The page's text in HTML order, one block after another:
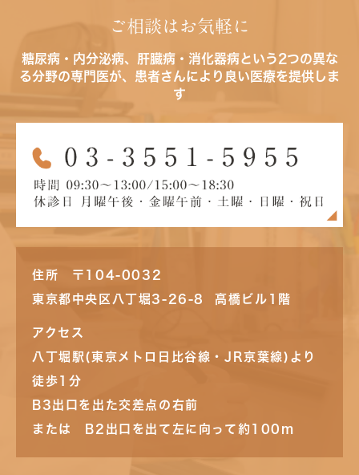
ご相談はお気軽に
糖尿病・内分泌病、肝臓病・消化器病という2つの異な
る分野の専門医が、患者さんにより良い医療を提供しま
す
住所 〒104-0032
東京都中央区八丁堀3-26-8 高橋ビル1階
アクセス
八丁堀駅(東京メトロ日比谷線・JR京葉線)より
徒歩1分
B3出口を出た交差点の右前
または B2出口を出て左に向って約100m